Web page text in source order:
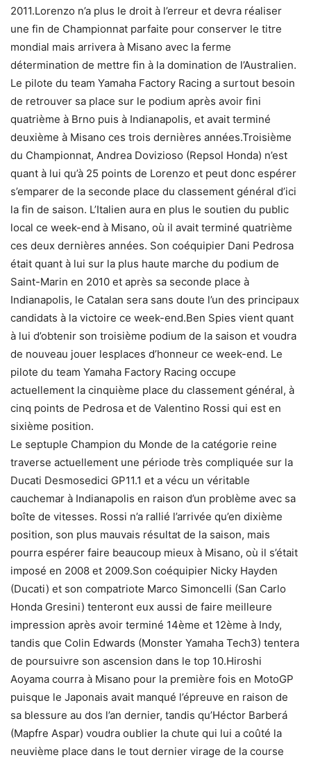
2011.Lorenzo n’a plus le droit à l’erreur et devra réaliser
une fin de Championnat parfaite pour conserver le titre
mondial mais arrivera à Misano avec la ferme
détermination de mettre fin à la domination de l’Australien.
Le pilote du team Yamaha Factory Racing a surtout besoin
de retrouver sa place sur le podium après avoir fini
quatrième à Brno puis à Indianapolis, et avait terminé
deuxième à Misano ces trois dernières années.Troisième
du Championnat, Andrea Dovizioso (Repsol Honda) n’est
quant à lui qu’à 25 points de Lorenzo et peut donc espérer
s’emparer de la seconde place du classement général d’ici
la fin de saison. L’Italien aura en plus le soutien du public
local ce week-end à Misano, où il avait terminé quatrième
ces deux dernières années. Son coéquipier Dani Pedrosa
était quant à lui sur la plus haute marche du podium de
Saint-Marin en 2010 et après sa seconde place à
Indianapolis, le Catalan sera sans doute l’un des principaux
candidats à la victoire ce week-end.Ben Spies vient quant
à lui d’obtenir son troisième podium de la saison et voudra
de nouveau jouer lesplaces d’honneur ce week-end. Le
pilote du team Yamaha Factory Racing occupe
actuellement la cinquième place du classement général, à
cinq points de Pedrosa et de Valentino Rossi qui est en
sixième position.
Le septuple Champion du Monde de la catégorie reine
traverse actuellement une période très compliquée sur la
Ducati Desmosedici GP11.1 et a vécu un véritable
cauchemar à Indianapolis en raison d’un problème avec sa
boîte de vitesses. Rossi n’a rallié l’arrivée qu’en dixième
position, son plus mauvais résultat de la saison, mais
pourra espérer faire beaucoup mieux à Misano, où il s’était
imposé en 2008 et 2009.Son coéquipier Nicky Hayden
(Ducati) et son compatriote Marco Simoncelli (San Carlo
Honda Gresini) tenteront eux aussi de faire meilleure
impression après avoir terminé 14ème et 12ème à Indy,
tandis que Colin Edwards (Monster Yamaha Tech3) tentera
de poursuivre son ascension dans le top 10.Hiroshi
Aoyama courra à Misano pour la première fois en MotoGP
puisque le Japonais avait manqué l’épreuve en raison de
sa blessure au dos l’an dernier, tandis qu’Héctor Barberá
(Mapfre Aspar) voudra oublier la chute qui lui a coûté la
neuvième place dans le tout dernier virage de la course